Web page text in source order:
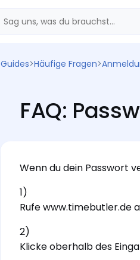
Guides>Häufige Fragen>
FAQ:
Wenn du dein Passwort
1)
Rufe www.timebutler.de
2)
Klicke oberhalb des